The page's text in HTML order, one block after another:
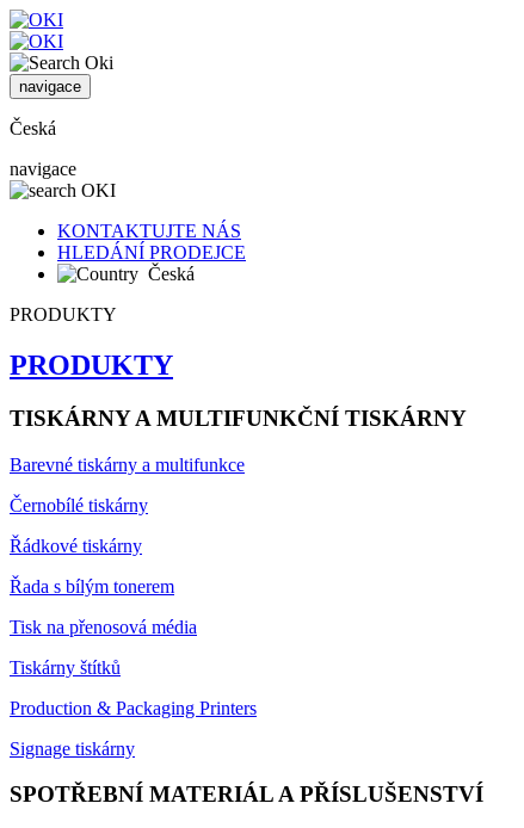
navigace
Česká
navigace
KONTAKTUJTE NÁS
HLEDÁNÍ PRODEJCE
Česká
PRODUKTY
PRODUKTY
TISKÁRNY A MULTIFUNKČNÍ TISKÁRNY
Barevné tiskárny a multifunkce
Černobílé tiskárny
Řádkové tiskárny
Řada s bílým tonerem
Tisk na přenosová média
Tiskárny štítků
Production & Packaging Printers
Signage tiskárny
SPOTŘEBNÍ MATERIÁL A PŘÍSLUŠENSTVÍ